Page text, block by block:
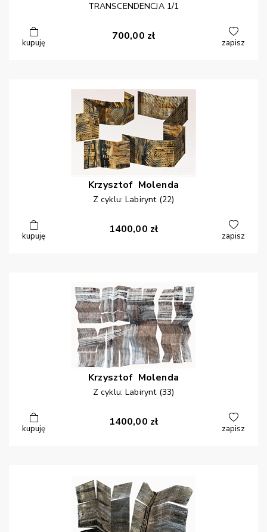
TRANSCENDENCJA 1/1
kupuję
700,00 zł
zapisz
Krzysztof Molenda
Z cyklu: Labirynt (22)
kupuję
1400,00 zł
zapisz
Krzysztof Molenda
Z cyklu: Labirynt (33)
kupuję
1400,00 zł
zapisz